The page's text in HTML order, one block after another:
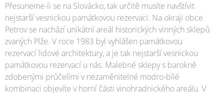
Přesuneme-li se na Slovácko, tak určitě musíte navštívit
nejstarší vesnickou památkovou rezervaci. Na okraji obce
Petrov se nachází unikátní areál historických vinných sklepů
zvaných Plže. V roce 1983 byl vyhlášen památkovou
rezervací lidové architektury, a je tak nejstarší vesnickou
památkovou rezervací u nás. Malebné sklepy s barokně
zdobenými průčelími v nezaměnitelné modro-bílé
kombinaci objevíte v horní části vinohradnického areálu. V